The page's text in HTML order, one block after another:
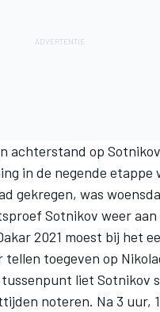
achterstand op
in de negende etappe
gekregen, was
Sotnikov weer aan
2021 moest bij het
toegeven op
liet Sotnikov
noteren. Na 3 uur,